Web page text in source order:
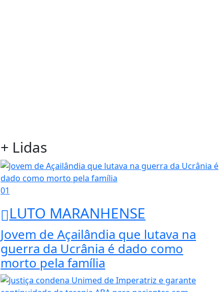
+ Lidas
01
LUTO MARANHENSE
Jovem de Açailândia que lutava na
guerra da Ucrânia é dado como
morto pela família